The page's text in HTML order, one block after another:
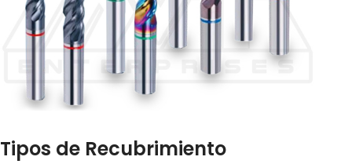
Tipos de Recubrimiento